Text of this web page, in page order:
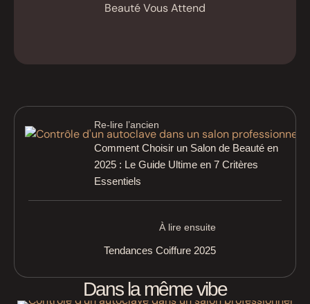
Beauté Vous Attend
Re-lire l’ancien
Comment Choisir un Salon de Beauté en
2025 : Le Guide Ultime en 7 Critères
Essentiels
À lire ensuite
Tendances Coiffure 2025
Dans la même vibe